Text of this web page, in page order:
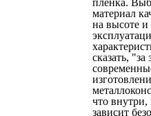
плёнка.
материал
на высоте и
сказать,
что внутри,
зависит